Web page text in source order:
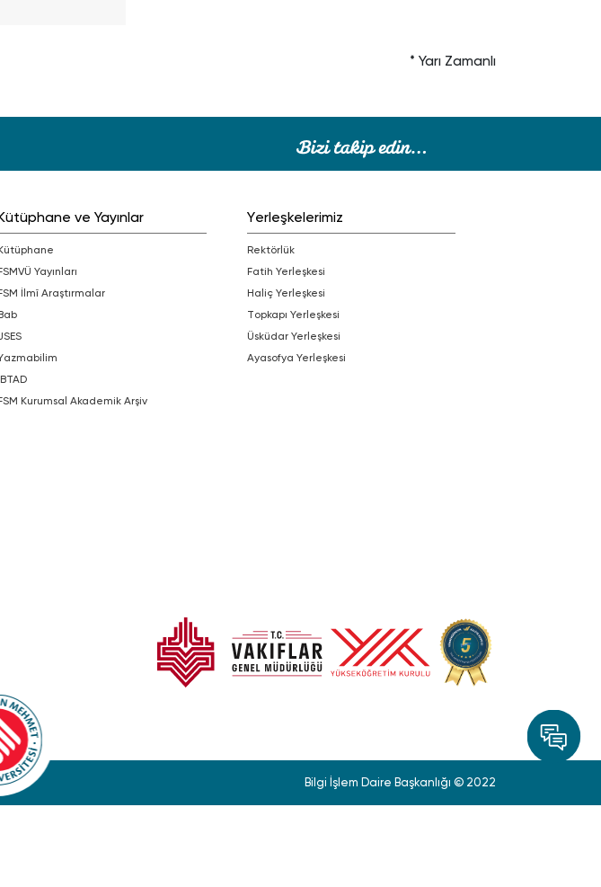
* Yarı Zamanlı
Kütüphane ve Yayınlar
Kütüphane
FSMVÜ Yayınları
FSM İlmî Araştırmalar
bab
JSES
Yazmabilim
İBTAD
FSM Kurumsal Akademik Arşiv
Yerleşkelerimiz
Rektörlük
Fatih Yerleşkesi
Haliç Yerleşkesi
Topkapı Yerleşkesi
Üsküdar Yerleşkesi
Ayasofya Yerleşkesi
Bilgi İşlem Daire Başkanlığı © 2022